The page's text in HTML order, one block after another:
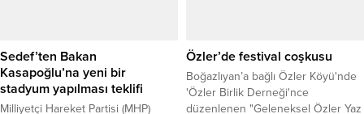
sürücüyü ödüllendiren, riskli
sürücüyü ise daha yüksek primle
karşı...
Sedef’ten Bakan
Kasapoğlu’na yeni bir
stadyum yapılması teklifi
Milliyetçi Hareket Partisi (MHP)
Özler’de festival coşkusu
Boğazlıyan’a bağlı Özler Köyü'nde
'Özler Birlik Derneği'nce
düzenlenen "Geleneksel Özler Yaz